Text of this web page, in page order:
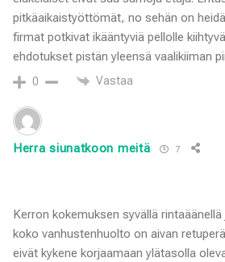
pitkäaikaistyöttömät, no sehän on
firmat potkivat ikääntyviä pellolle
ehdotukset pistän yleensä vaalikiiman
0 Vastaa
Herra siunatkoon meitä 7
Kerron kokemuksen syvällä
koko vanhustenhuolto on aivan
eivät kykene korjaamaan ylätasolla